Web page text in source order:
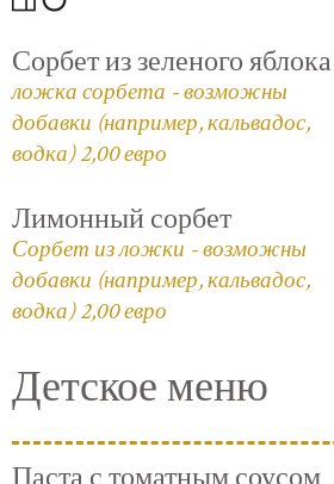
Сорбет из зеленого яблока
ложка сорбета - возможны
добавки (например, кальвадос,
водка) 2,00 евро
Лимонный сорбет
Сорбет из ложки - возможны
добавки (например, кальвадос,
водка) 2,00 евро
Детское меню